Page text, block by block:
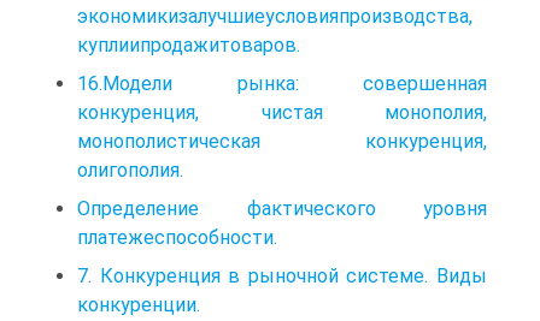
экономикизалучшиеусловияпроизводства,
куплиипродажитоваров.
16.Модели рынка: совершенная
конкуренция, чистая монополия,
монополистическая конкуренция,
олигополия.
Определение фактического уровня
платежеспособности.
7. Конкуренция в рыночной системе. Виды
конкуренции.